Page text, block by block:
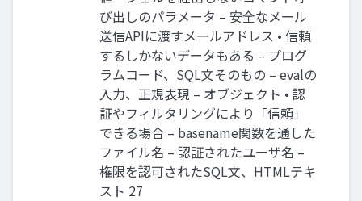
び出しのパラメータ – 安全なメール
送信APIに渡すメールアドレス • 信頼
するしかないデータもある – プログ
ラムコード、SQL文そのもの – evalの
入力、正規表現 – オブジェクト • 認
証やフィルタリングにより「信頼」
できる場合 – basename関数を通した
ファイル名 – 認証されたユーザ名 –
権限を認可されたSQL文、HTMLテキ
スト 27